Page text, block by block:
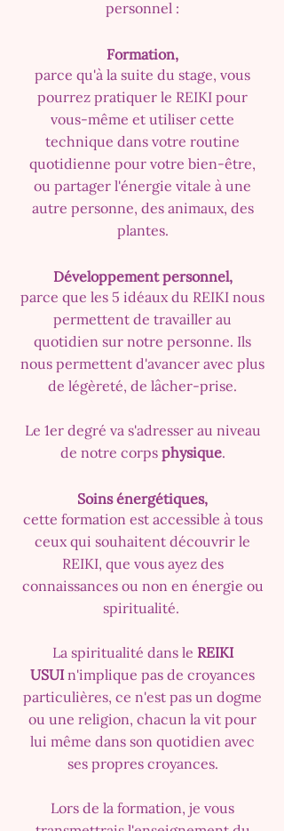
personnel :
Formation,
parce qu'à la suite du stage, vous
pourrez pratiquer le REIKI pour
vous-même et utiliser cette
technique dans votre routine
quotidienne pour votre bien-être,
ou partager l'énergie vitale à une
autre personne, des animaux, des
plantes.
Développement personnel,
parce que les 5 idéaux du REIKI nous
permettent de travailler au
quotidien sur notre personne. Ils
nous permettent d'avancer avec plus
de légèreté, de lâcher-prise.
Le 1er degré va s'adresser au niveau
de notre corps physique.
Soins énergétiques,
cette formation est accessible à tous
ceux qui souhaitent découvrir le
REIKI, que vous ayez des
connaissances ou non en énergie ou
spiritualité.
La spiritualité dans le REIKI
USUIn'implique pas de croyances
particulières, ce n'est pas un dogme
ou une religion, chacun la vit pour
lui même dans son quotidien avec
ses propres croyances.
Lors de la formation, je vous